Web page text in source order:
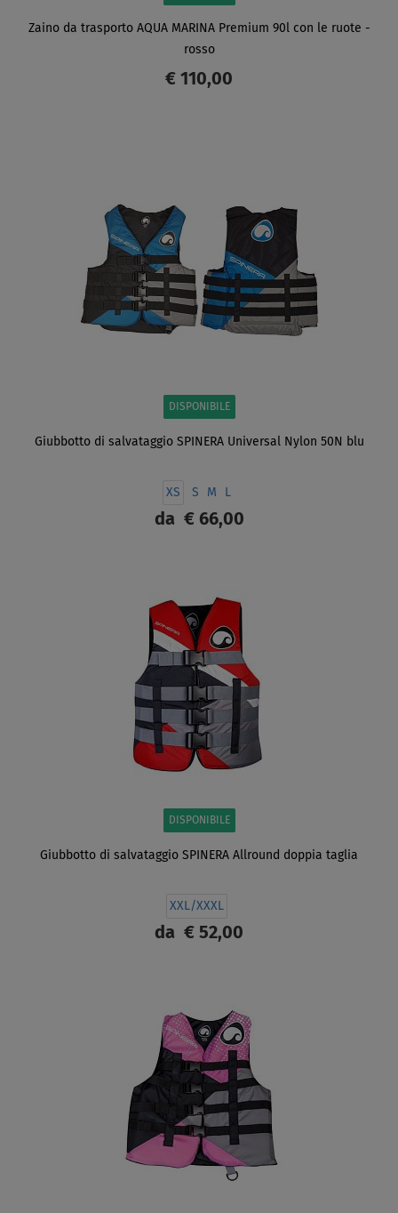
Zaino da trasporto AQUA MARINA Premium 90l con le ruote -
rosso
€ 110,00
DISPONIBILE
Giubbotto di salvataggio SPINERA Universal Nylon 50N blu
XS S M L
da € 66,00
DISPONIBILE
Giubbotto di salvataggio SPINERA Allround doppia taglia
XXL/XXXL
da € 52,00